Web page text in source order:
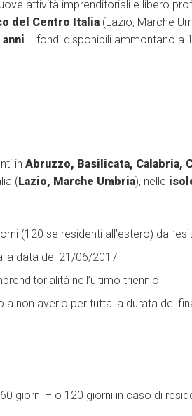
attività imprenditoriali e libero
del Centro Italia (Lazio, Marche
. I fondi disponibili ammontano a
in Abruzzo, Basilicata, Calabria,
(Lazio, Marche Umbria), nelle
(120 se residenti all’estero)
data del 21/06/2017
nell’ultimo triennio
non averlo per tutta la durata del
giorni – o 120 giorni in caso di